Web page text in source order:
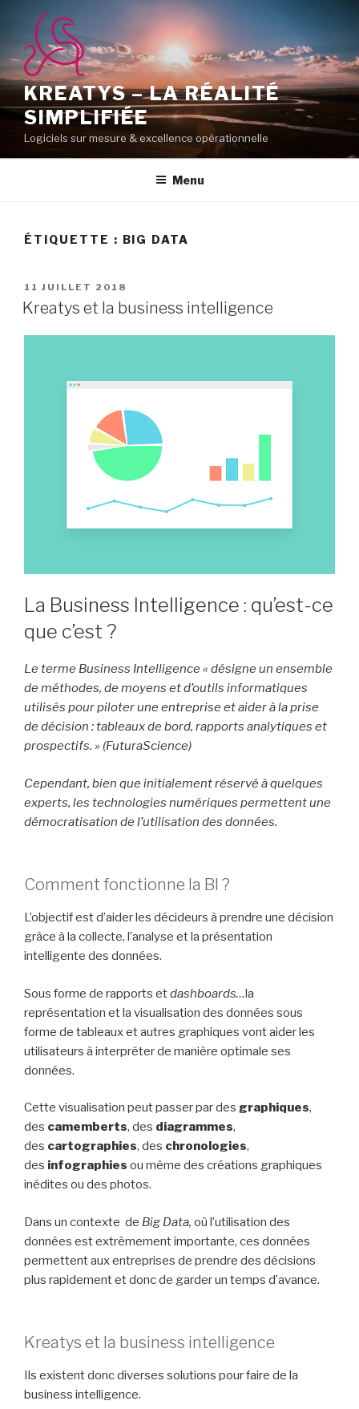
contenu
principal
KREATYS – LA RÉALITÉ
SIMPLIFIÉE
Logiciels sur mesure & excellence opérationnelle
Menu
ÉTIQUETTE : BIG DATA
PUBLIÉ
LE
11 JUILLET 2018
Kreatys et la business intelligence
La Business Intelligence : qu’est-ce
que c’est ?
Le terme Business Intelligence « désigne un ensemble
de méthodes, de moyens et d’outils informatiques
utilisés pour piloter une entreprise et aider à la prise
de décision : tableaux de bord, rapports analytiques et
prospectifs. » (FuturaScience)
Cependant, bien que initialement réservé à quelques
experts, les technologies numériques permettent une
démocratisation de l’utilisation des données.
Comment fonctionne la BI ?
L’objectif est d’aider les décideurs à prendre une décision
grâce à la collecte, l’analyse et la présentation
intelligente des données.
Sous forme de rapports etdashboards…la
représentation et la visualisation des données sous
forme de tableaux et autres graphiques vont aider les
utilisateurs à interpréter de manière optimale ses
données.
Cette visualisation peut passer par des graphiques,
des camemberts, des diagrammes,
des cartographies, des chronologies,
des infographies ou même des créations graphiques
inédites ou des photos.
Dans un contexte de Big Data, où l’utilisation des
données est extrêmement importante, ces données
permettent aux entreprises de prendre des décisions
plus rapidement et donc de garder un temps d’avance.
Kreatys et la business intelligence
Ils existent donc diverses solutions pour faire de la
business intelligence.